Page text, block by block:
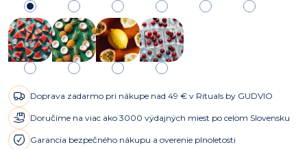
Doprava zadarmo pri nákupe nad 49 € v Rituals by GUDVIO
Doručíme na viac ako 3000 výdajných miest po celom Slovensku
Garancia bezpečného nákupu a overenie plnoletosti